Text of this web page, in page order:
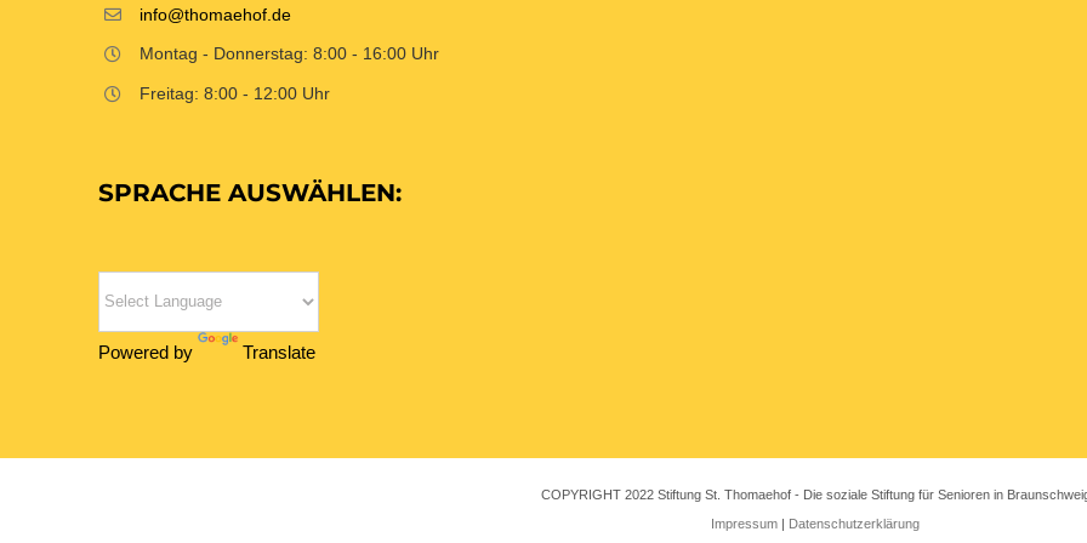
info@thomaehof.de
Montag - Donnerstag: 8:00 - 16:00 Uhr
Freitag: 8:00 - 12:00 Uhr
SPRACHE AUSWÄHLEN:
Powered by Translate
COPYRIGHT 2022 Stiftung St. Thomaehof - Die soziale Stiftung für Senioren in
Impressum | Datenschutzerklärung